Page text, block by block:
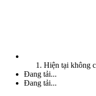
Hiện tại không
Đang tải...
Đang tải...